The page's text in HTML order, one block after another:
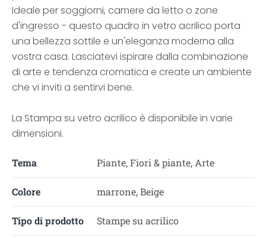
Ideale per soggiorni, camere da letto o zone
d'ingresso - questo quadro in vetro acrilico porta
una bellezza sottile e un'eleganza moderna alla
vostra casa. Lasciatevi ispirare dalla combinazione
di arte e tendenza cromatica e create un ambiente
che vi inviti a sentirvi bene.
La Stampa su vetro acrilico è disponibile in varie
dimensioni.
Tema Piante, Fiori & piante, Arte
Colore marrone, Beige
Tipo di prodotto Stampe su acrilico